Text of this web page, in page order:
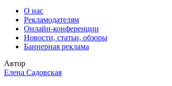
О нас
Рекламодателям
Онлайн-конференции
Новости, статьи, обзоры
Баннерная реклама
Автор
Елена Садовская